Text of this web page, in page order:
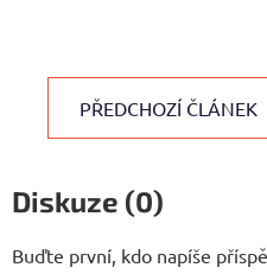
PŘEDCHOZÍ ČLÁNEK
Diskuze (0)
Buďte první, kdo napíše